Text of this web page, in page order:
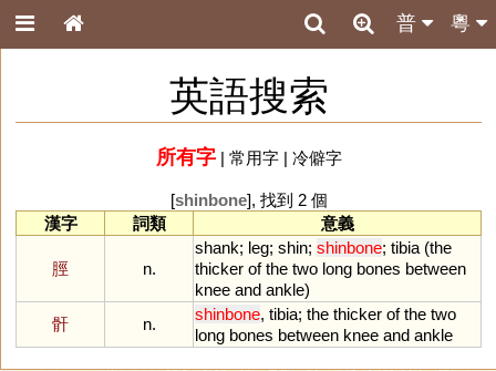
粵
普
英語搜索
所有字| 常用字| 冷僻字
[shinbone], 找到 2 個
漢字
詞類 意義
脛 n.
shank; leg; shin; shinbone; tibia (the
thicker of the two long bones between
knee and ankle)
骭
n.
shinbone, tibia; the thicker of the two
long bones between knee and ankle